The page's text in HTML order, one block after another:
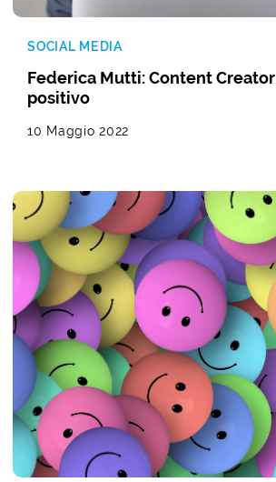
SOCIAL MEDIA
Federica Mutti: Content
positivo
10 Maggio 2022